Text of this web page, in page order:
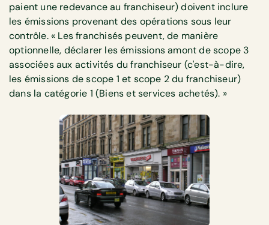
paient une redevance au franchiseur) doivent inclure
les émissions provenant des opérations sous leur
contrôle. « Les franchisés peuvent, de manière
optionnelle, déclarer les émissions amont de scope 3
associées aux activités du franchiseur (c'est-à-dire,
les émissions de scope 1 et scope 2 du franchiseur)
dans la catégorie 1 (Biens et services achetés). »